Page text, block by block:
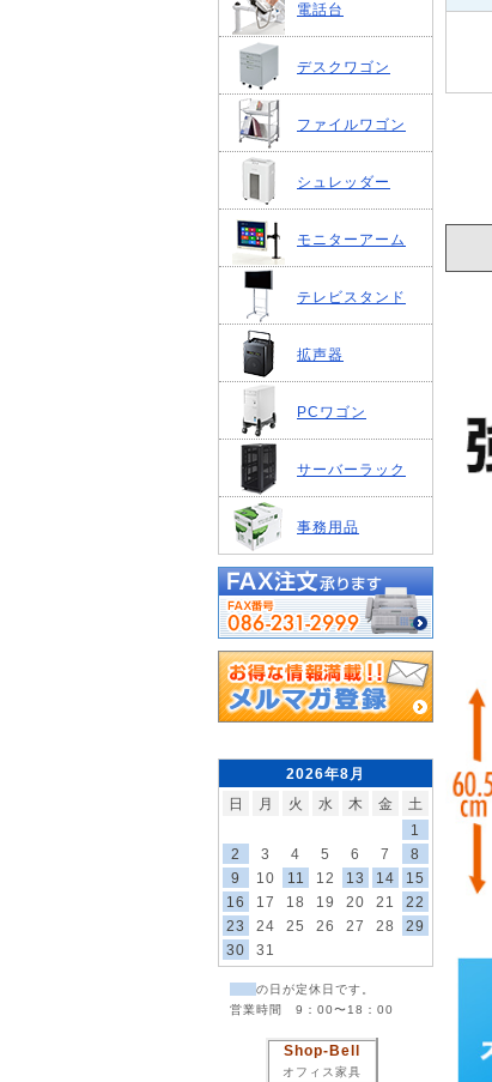
電話台
デスクワゴン
ファイルワゴン
シュレッダー
モニターアーム
テレビスタンド
拡声器
PCワゴン
サーバーラック
事務用品
2026年8月
日
月 火 水 木 金
土
1
2
3 4 5 6 7
8
9
10 11 12 13 14
15
16
17 18 19 20 21
22
23
24 25 26 27 28
29
30
31
の日が定休日です。
営業時間 9：00〜18：00
Shop-Bell
オフィス家具